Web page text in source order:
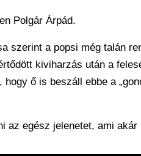
Polgár Árpád.
szerint a popsi még talán
kiviharzás után a
hogy ő is beszáll ebbe a
az egész jelenetet, ami